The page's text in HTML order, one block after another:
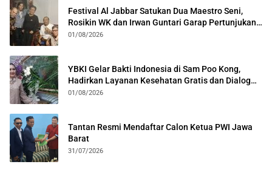
Festival Al Jabbar Satukan Dua Maestro Seni,
Rosikin WK dan Irwan Guntari Garap Pertunjukan
Kolosal
01/08/2026
YBKI Gelar Bakti Indonesia di Sam Poo Kong,
Hadirkan Layanan Kesehatan Gratis dan Dialog
Kebangsaan
01/08/2026
Tantan Resmi Mendaftar Calon Ketua PWI Jawa
Barat
31/07/2026